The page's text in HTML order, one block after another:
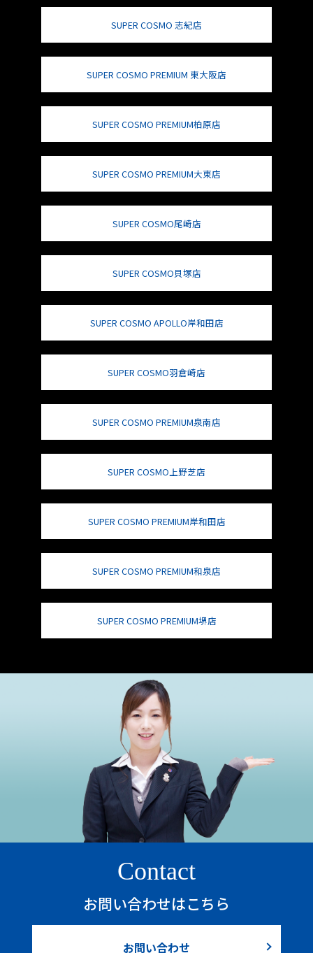
SUPER COSMO 志紀店
SUPER COSMO PREMIUM 東大阪店
SUPER COSMO PREMIUM柏原店
SUPER COSMO PREMIUM大東店
SUPER COSMO尾崎店
SUPER COSMO貝塚店
SUPER COSMO APOLLO岸和田店
SUPER COSMO羽倉崎店
SUPER COSMO PREMIUM泉南店
SUPER COSMO上野芝店
SUPER COSMO PREMIUM岸和田店
SUPER COSMO PREMIUM和泉店
SUPER COSMO PREMIUM堺店
Contact
お問い合わせはこちら
お問い合わせ